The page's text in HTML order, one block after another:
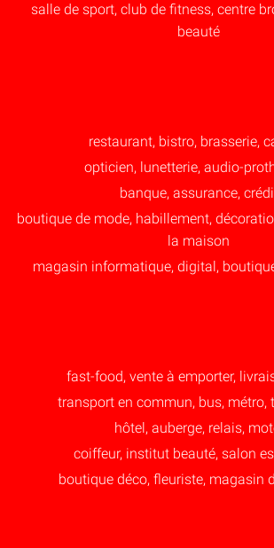
salle de sport, club de fitness, centre
beauté
restaurant, bistro, brasserie,
opticien, lunetterie, audio-
banque, assurance,
boutique de mode, habillement,
la maison
magasin informatique, digital,
fast-food, vente à emporter,
transport en commun, bus, métro,
hôtel, auberge, relais,
coiffeur, institut beauté, salon
boutique déco, fleuriste, magasin